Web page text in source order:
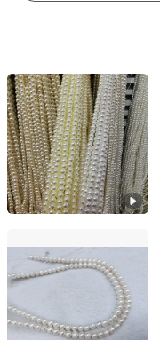
Kingswick Technology
Guangdong, China
ZHUJI YEYI IMPORT
Zhejiang, China